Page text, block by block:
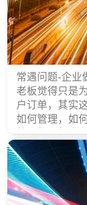
常遇问题-企业
老板觉得只是
户订单，其实
如何管理，如
的，每天都会
实一个企业的
认证体现价值
做ISO9001认